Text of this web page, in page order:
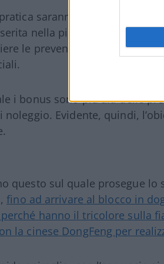
saranno direttamente i
nella piattaforma
le prevendite e sta
i bonus sono più alti delle
noleggio. Evidente, quindi,
questo sul quale prosegue
fino ad arrivare al blocco in
hanno il tricolore sulla
la cinese DongFeng per